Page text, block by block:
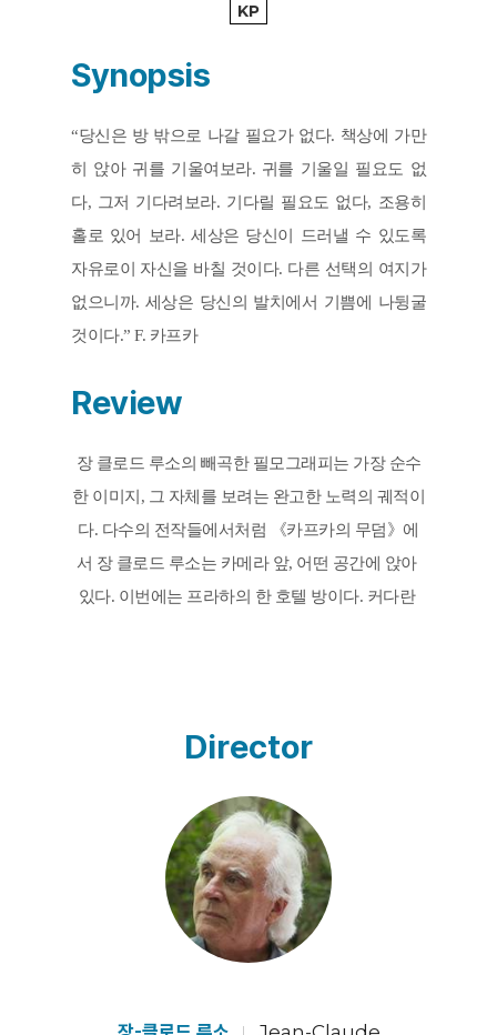
KP
Synopsis
“당신은 방 밖으로 나갈 필요가 없다. 책상에 가만
히 앉아 귀를 기울여보라. 귀를 기울일 필요도 없
다, 그저 기다려보라. 기다릴 필요도 없다, 조용히
홀로 있어 보라. 세상은 당신이 드러낼 수 있도록
자유로이 자신을 바칠 것이다. 다른 선택의 여지가
없으니까. 세상은 당신의 발치에서 기쁨에 나뒹굴
것이다.” F. 카프카
Review
장 클로드 루소의 빼곡한 필모그래피는 가장 순수
한 이미지, 그 자체를 보려는 완고한 노력의 궤적이
다. 다수의 전작들에서처럼 《카프카의 무덤》에
서 장 클로드 루소는 카메라 앞, 어떤 공간에 앉아
있다. 이번에는 프라하의 한 호텔 방이다. 커다란
있다. 무엇도 하지 않고, 그저 조용히, 홀로 있을 것.
그렇게 세상이 스스로의 모습을 드러내게 할 것. 사
건 혹은 이미지의 변화를 기다리는 사이, 우리는 불
현듯 깨닫는다. 장 클로드 루소 자신이 이미지의 일
부이며, 그 사이의 경계선은 무의미하다는 것을. 그
곳은 그가 오랫동안 찾아온 가장 정확한 프레임의
세계다.
Director